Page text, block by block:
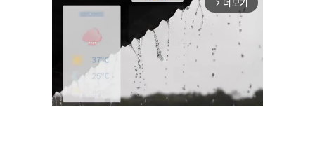
arrow_forward_ios 더보기